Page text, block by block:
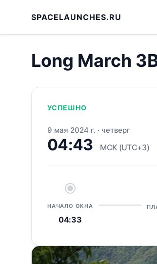
SPACELAUNCHES.RU
Long March
УСПЕШНО
9 мая 2024 г. · четверг
04:43 МСК (UTC+3)
НАЧАЛО ОКНА
04:33